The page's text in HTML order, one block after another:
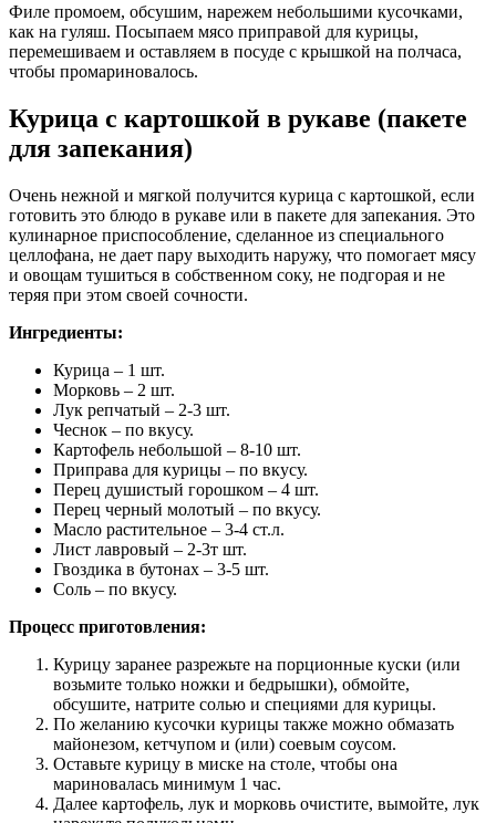
Филе промоем, обсушим, нарежем небольшими кусочками,
как на гуляш. Посыпаем мясо приправой для курицы,
перемешиваем и оставляем в посуде с крышкой на полчаса,
чтобы промариновалось.
Курица с картошкой в рукаве (пакете
для запекания)
Очень нежной и мягкой получится курица с картошкой, если
готовить это блюдо в рукаве или в пакете для запекания. Это
кулинарное приспособление, сделанное из специального
целлофана, не дает пару выходить наружу, что помогает мясу
и овощам тушиться в собственном соку, не подгорая и не
теряя при этом своей сочности.
Ингредиенты:
Курица – 1 шт.
Морковь – 2 шт.
Лук репчатый – 2-3 шт.
Чеснок – по вкусу.
Картофель небольшой – 8-10 шт.
Приправа для курицы – по вкусу.
Перец душистый горошком – 4 шт.
Перец черный молотый – по вкусу.
Масло растительное – 3-4 ст.л.
Лист лавровый – 2-3т шт.
Гвоздика в бутонах – 3-5 шт.
Соль – по вкусу.
Процесс приготовления:
Курицу заранее разрежьте на порционные куски (или
возьмите только ножки и бедрышки), обмойте,
обсушите, натрите солью и специями для курицы.
По желанию кусочки курицы также можно обмазать
майонезом, кетчупом и (или) соевым соусом.
Оставьте курицу в миске на столе, чтобы она
мариновалась минимум 1 час.
Далее картофель, лук и морковь очистите, вымойте, лук